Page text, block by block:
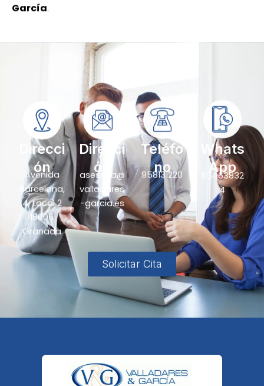
García.
Direcci
ón
Avenida
Barcelona,
4, Local 2
18006
Granada
Direcci
ón
asesoria@
valladares
-garcia.es
Teléfo
no
958131220
Whats
App
65463832
4
Solicitar Cita